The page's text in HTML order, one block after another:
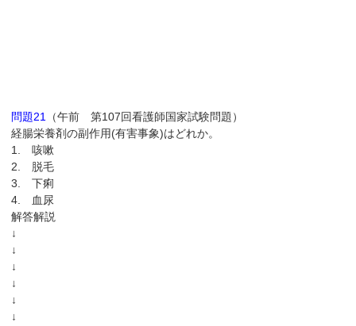
問題21 （午前 第107回看護師国家試験問題）
経腸栄養剤の副作用(有害事象)はどれか。
1. 咳嗽
2. 脱毛
3. 下痢
4. 血尿
解答解説
↓
↓
↓
↓
↓
↓